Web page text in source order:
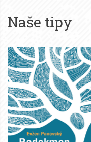
Naše tipy